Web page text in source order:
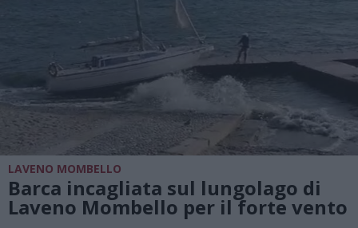
LAVENO MOMBELLO
Barca incagliata sul lungolago di
Laveno Mombello per il forte vento